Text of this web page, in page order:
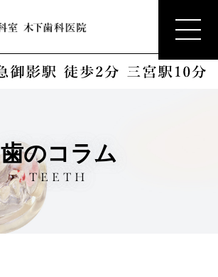
歯のコラム
TEETH